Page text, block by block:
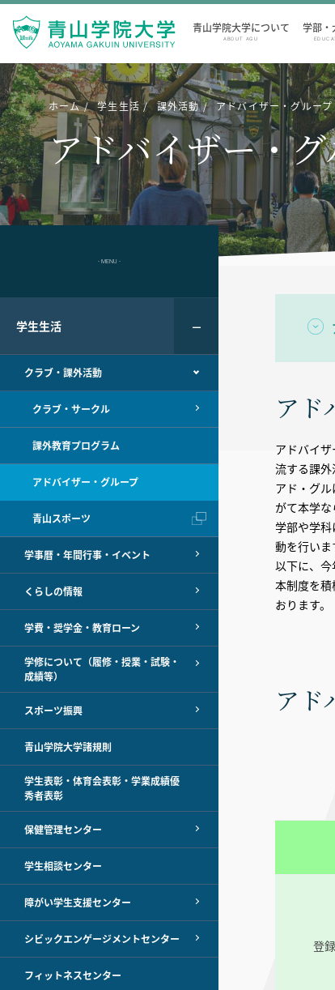
青山学院大学について
ABOUT AGU
学部・
ホーム 学生生活 課外活動 アドバイザー・グループ
アドバイザー・
- MENU -
学生生活
クラブ・課外活動
クラブ・サークル
課外教育プログラム
アドバイザー・グループ
青山スポーツ
学事暦・年間行事・イベント
くらしの情報
学費・奨学金・教育ローン
学修について（履修・授業・試験・
成績等）
スポーツ振興
青山学院大学諸規則
学生表彰・体育会表彰・学業成績優
秀者表彰
保健管理センター
学生相談センター
障がい学生支援センター
シビックエンゲージメントセンター
フィットネスセンター
アド
アドバイ
流する課外
アド・グ
がて本学
学部や学
動を行いま
以下に、
本制度を
おります。
アド
登